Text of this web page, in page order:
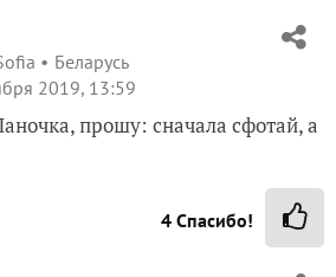
Беларусь
2019, 13:59
прошу: сначала сфотай, а
4 Спасибо!